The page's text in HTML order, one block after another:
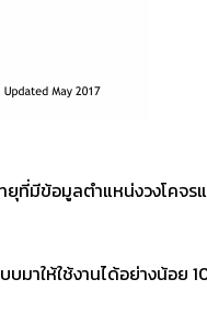
ที่มีข้อมูลตำแหน่งวงโคจร
าให้ใช้งานได้อย่างน้อย